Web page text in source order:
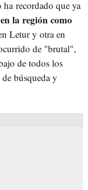
harecordado que ya
la región como
Letur y otra en
de "brutal",
de todos los
búsqueda y